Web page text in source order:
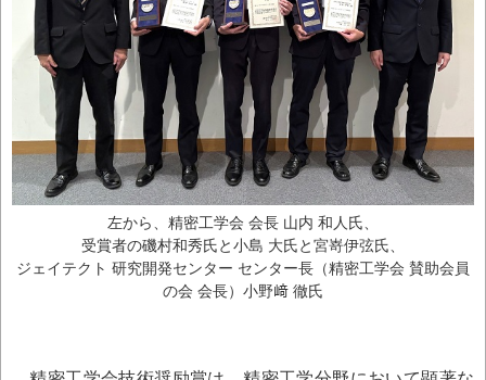
左から、精密工学会 会長 山内 和人氏、
受賞者の磯村和秀氏と小島 大氏と宮嵜伊弦氏、
ジェイテクト 研究開発センター センター長（精密工学会 賛助会員
の会 会長）小野﨑 徹氏